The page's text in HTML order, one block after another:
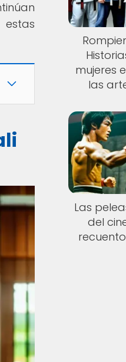
mujeres
las
Las
del